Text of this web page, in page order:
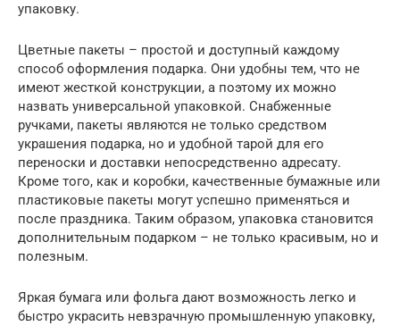
упаковку.
Цветные пакеты – простой и доступный каждому
способ оформления подарка. Они удобны тем, что не
имеют жесткой конструкции, а поэтому их можно
назвать универсальной упаковкой. Снабженные
ручками, пакеты являются не только средством
украшения подарка, но и удобной тарой для его
переноски и доставки непосредственно адресату.
Кроме того, как и коробки, качественные бумажные или
пластиковые пакеты могут успешно применяться и
после праздника. Таким образом, упаковка становится
дополнительным подарком – не только красивым, но и
полезным.
Яркая бумага или фольга дают возможность легко и
быстро украсить невзрачную промышленную упаковку,